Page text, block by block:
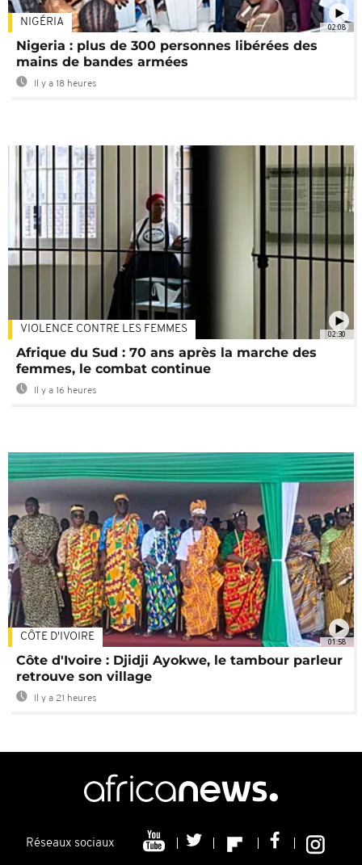
02:08
NIGÉRIA
Nigeria : plus de 300 personnes libérées des
mains de bandes armées
Il y a 18 heures
02:30
VIOLENCE CONTRE LES FEMMES
Afrique du Sud : 70 ans après la marche des
femmes, le combat continue
Il y a 16 heures
01:58
CÔTE D'IVOIRE
Côte d'Ivoire : Djidji Ayokwe, le tambour parleur
retrouve son village
Il y a 21 heures
Réseaux sociaux